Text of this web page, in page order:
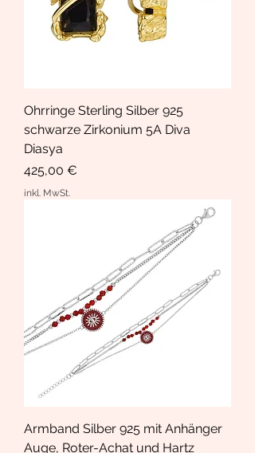
Ohrringe Sterling Silber 925
schwarze Zirkonium 5A Diva
Diasya
Preis
425,00 €
inkl. MwSt.
Armband Silber 925 mit Anhänger
Auge, Roter-Achat und Hartz